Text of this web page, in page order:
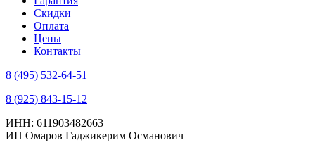
Скидки
Оплата
Цены
Контакты
8 (495) 532-64-51
8 (925) 843-15-12
ИНН: 611903482663
ИП Омаров Гаджикерим Османович